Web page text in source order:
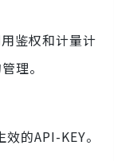
鉴权和计量计
理。
的API-KEY。